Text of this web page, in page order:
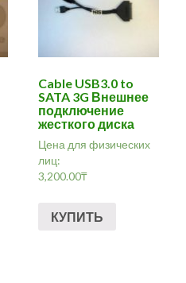
Cable USB3.0 to
SATA 3G Внешнее
подключение
жесткого диска
Цена для физических
лиц:
3,200.00₸
КУПИТЬ